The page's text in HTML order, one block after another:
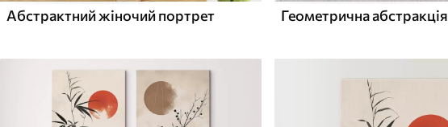
Абстрактний жіночий портрет Геометрична абстракція